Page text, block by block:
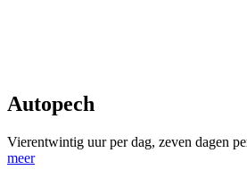
Autopech
Vierentwintig uur per dag, zeven dagen
meer